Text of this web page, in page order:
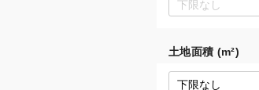
土地面積 (m²)